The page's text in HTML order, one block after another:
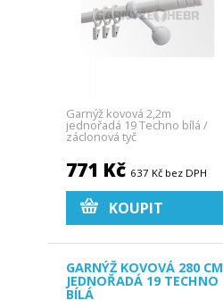
Garnýž kovová 2,2m
jednořadá 19 Techno bílá /
záclonová tyč
771 Kč 637 Kč bez DPH
KOUPIT
GARNÝŽ KOVOVÁ 280 CM
JEDNOŘADÁ 19 TECHNO
BÍLÁ